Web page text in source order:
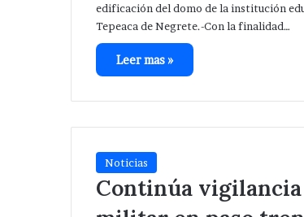
edificación del domo de la institución
Tepeaca de Negrete.-Con la finalidad…
Leer mas »
Noticias
Continúa vigilancia
Desaparece otra mujer en
Tepeaca ; ahora en la colonia
Santa Cecilia .
de
central
de
de
de